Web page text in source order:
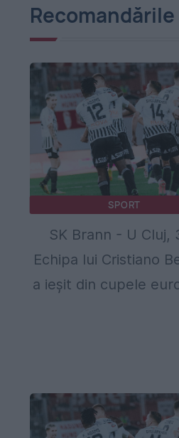
SPORT
SK Brann - U Cluj,
Echipa lui Cristiano
a ieșit din cupele